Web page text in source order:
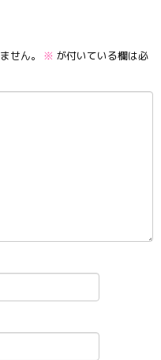
せん。 ※ が付いている欄は必